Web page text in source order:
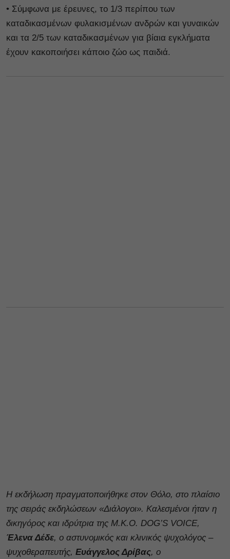
• Σύμφωνα με έρευνες, το 1/3 περίπου των
καταδικασμένων φυλακισμένων ανδρών και γυναικών
και τα 2/5 των καταδικασμένων για βίαια εγκλήματα
έχουν κακοποιήσει κάποιο ζώο ως παιδιά.
Η εκδήλωση πραγματοποιήθηκε στον Θόλο, στο πλαίσιο
της σειράς εκδηλώσεων «Διάλογοι». Καλεσμένοι ήταν η
δικηγόρος και ιδρύτρια της Μ.Κ.Ο. DOG’S VOICE,
Έλενα Δέδε, ο αστυνομικός και κλινικός ψυχολόγος –
ψυχοθεραπευτής, Ευάγγελος Δρίβας, ο